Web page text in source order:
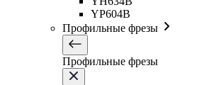
YP604B
Профильные фрезы
Профильные фрезы